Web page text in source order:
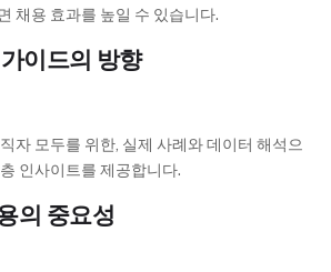
채용 효과를 높일 수 있습니다.
이드의 방향
자 모두를 위한, 실제 사례와 데이터 해석으
인사이트를 제공합니다.
의 중요성